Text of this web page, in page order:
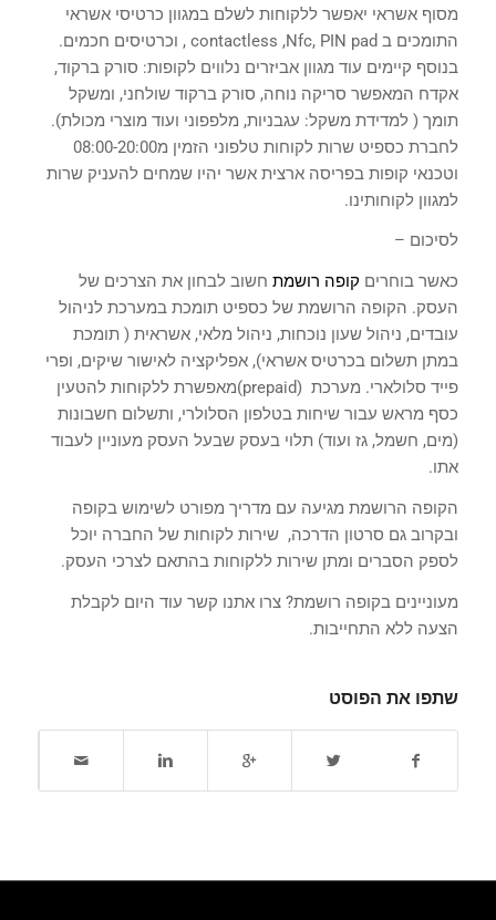
מסוף אשראי יאפשר ללקוחות לשלם במגוון כרטיסי אשראי
התומכים ב contactless ,Nfc, PIN pad , וכרטיסים חכמים.
בנוסף קיימים עוד מגוון אביזרים נלווים לקופות: סורק ברקוד,
אקדח המאפשר סריקה נוחה, סורק ברקוד שולחני, ומשקל
תומך ( למדידת משקל: עגבניות, מלפפוני ועוד מוצרי מכולת).
לחברת כספיט שרות לקוחות טלפוני הזמין מ08:00-20:00
וטכנאי קופות בפריסה ארצית אשר יהיו שמחים להעניק שרות
למגוון לקוחותינו.
לסיכום –
כאשר בוחרים קופה רושמתחשוב לבחון את הצרכים של
העסק. הקופה הרושמת של כספיט תומכת במערכת לניהול
עובדים, ניהול שעון נוכחות, ניהול מלאי, אשראית ( תומכת
במתן תשלום בכרטיס אשראי), אפליקציה לאישור שיקים, ופרי
פייד סלולארי. מערכת (prepaid)מאפשרת ללקוחות להטעין
כסף מראש עבור שיחות בטלפון הסלולרי, ותשלום חשבונות
(מים, חשמל, גז ועוד) תלוי בעסק שבעל העסק מעוניין לעבוד
אתו.
הקופה הרושמת מגיעה עם מדריך מפורט לשימוש בקופה
ובקרוב גם סרטון הדרכה, שירות לקוחות של החברה יוכל
לספק הסברים ומתן שירות ללקוחות בהתאם לצרכי העסק.
מעוניינים בקופה רושמת? צרו אתנו קשר עוד היום לקבלת
הצעה ללא התחייבות.
שתפו את הפוסט